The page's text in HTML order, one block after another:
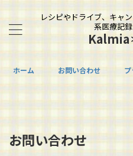
レシピやドライブ、キャ
系医療記
Kalmia
ホーム お問い合わせ
お問い合わせ